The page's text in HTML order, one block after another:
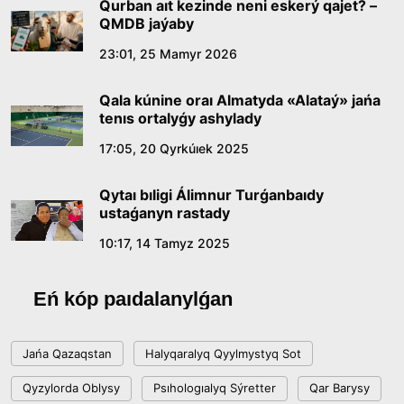
Qazaq tilindegi «qut» konseptisiniń
09:21, 21 Shilde 2026
Abaıdyń adam tárbıesi týraly kózqarastarynyń
18:59, 20 Shilde 2026
álde básekelesi me?
Ulttyq arhıvtiń ashylǵanyna 20 jyl: negizgi
jetistikteri men damý baǵyty
Qurban aıt kezinde neni eskerý qajet? –
QMDB jaýaby
23:01, 25 Mamyr 2026
Qala kúnine oraı Almatyda «Alataý» jańa
tenıs ortalyǵy ashylady
17:05, 20 Qyrkúıek 2025
Qytaı bıligi Álimnur Turǵanbaıdy
ustaǵanyn rastady
10:17, 14 Tamyz 2025
Eń kóp paıdalanylǵan
Jańa Qazaqstan Halyqaralyq Qyylmystyq Sot
Qyzylorda Oblysy Psıhologıalyq Sýretter Qar Barysy